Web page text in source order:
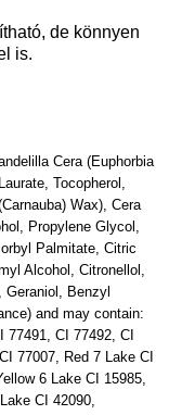
de könnyen
is.
Cera (Euphorbia
Tocopherol,
Wax), Cera
Propylene Glycol,
Palmitate, Citric
Alcohol, Citronellol,
Geraniol, Benzyl
and may contain:
77491, CI 77492, CI
77007, Red 7 Lake CI
6 Lake CI 15985,
CI 42090,